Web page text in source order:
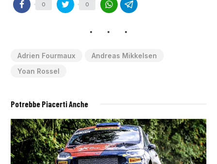
0 0
Adrien Fourmaux
Andreas Mikkelsen
Yoan Rossel
Potrebbe Piacerti Anche